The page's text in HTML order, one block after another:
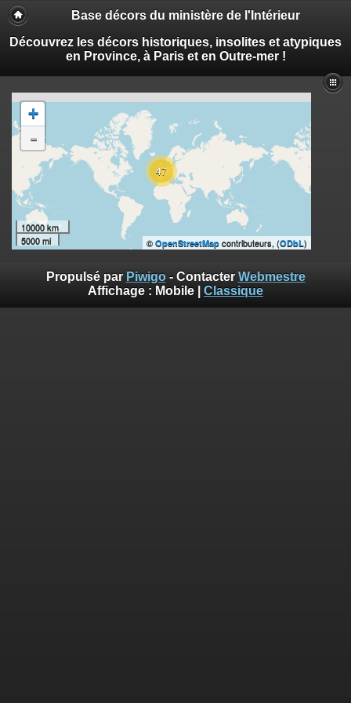
Base décors du ministère de l'Intérieur
Découvrez les décors historiques, insolites et atypiques
en Province, à Paris et en Outre-mer !
47
+
-
10000 km
5000 mi
© OpenStreetMap contributeurs, (ODbL)
Propulsé par Piwigo- Contacter Webmestre
Affichage : Mobile Classique